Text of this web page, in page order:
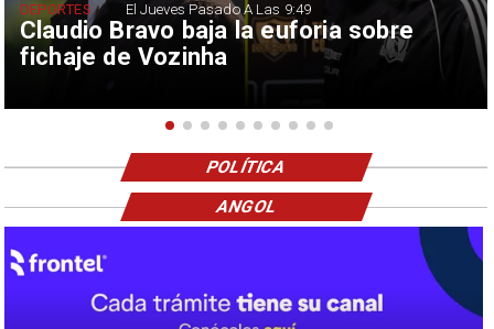
Claudio Bravo baja la euforia sobre
fichaje de Vozinha
DEPORTES El Jueves Pasado A Las 9:49
POLÍTICA
ANGOL